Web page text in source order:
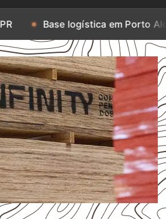
logística em Porto Alegre, RS